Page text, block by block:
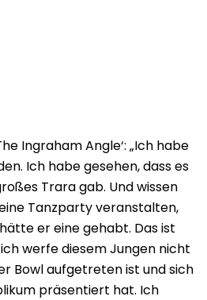
Ingraham Angle‘: „Ich habe
Ich habe gesehen, dass es
Trara gab. Und wissen
Tanzparty veranstalten,
er eine gehabt. Das ist
werfe diesem Jungen nicht
Bowl aufgetreten ist und sich
präsentiert hat. Ich